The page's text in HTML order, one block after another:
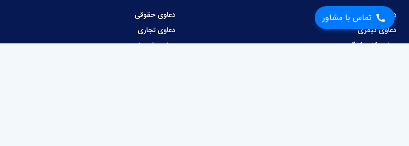
تماس با مشاوردعاوی ملکی دعاوی حقوقی
دعاوی کیفری
دعاوی تجاری
دعاوی کار و کارگر
دعاوی شهرداری